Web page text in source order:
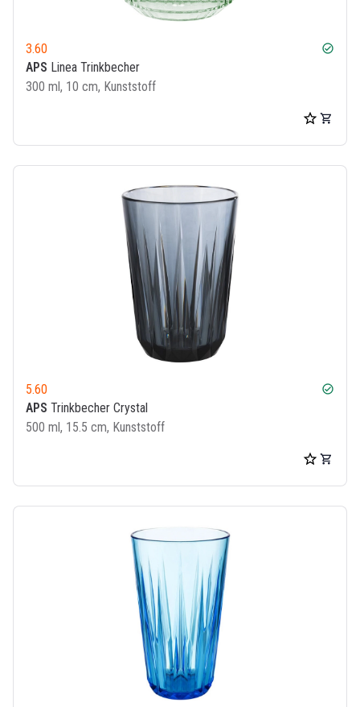
3.60 check_circle
APS Linea Trinkbecher
300 ml, 10 cm, Kunststoff
5.60 check_circle
APS Trinkbecher Crystal
500 ml, 15.5 cm, Kunststoff